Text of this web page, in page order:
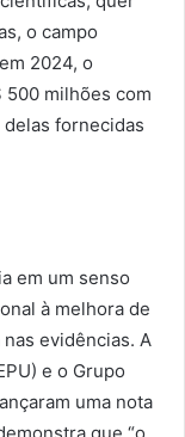
o campo
2024, o
500 milhões com
fornecidas
em um senso
à melhora de
evidências. A
e o Grupo
uma nota